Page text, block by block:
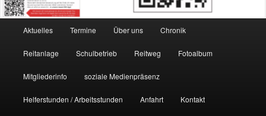
Aktuelles Termine Über uns Chronik
Reitanlage Schulbetrieb Reitweg Fotoalbum
Mitgliederinfo soziale Medienpräsenz
Helferstunden / Arbeitsstunden Anfahrt Kontakt